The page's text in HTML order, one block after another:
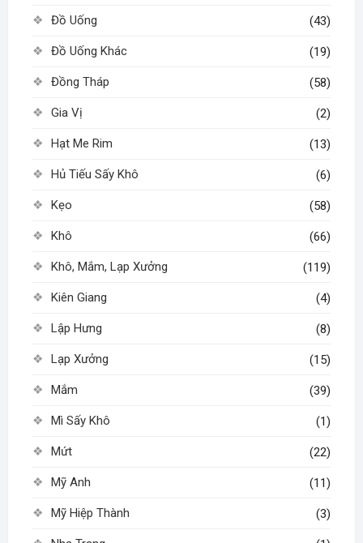
Đồ Uống (43)
Đồ Uống Khác (19)
Đồng Tháp (58)
Gia Vị (2)
Hạt Me Rim (13)
Hủ Tiếu Sấy Khô (6)
Kẹo (58)
Khô (66)
Khô, Mắm, Lạp Xưởng (119)
Kiên Giang (4)
Lập Hưng (8)
Lạp Xưởng (15)
Mắm (39)
Mì Sấy Khô (1)
Mứt (22)
Mỹ Anh (11)
Mỹ Hiệp Thành (3)